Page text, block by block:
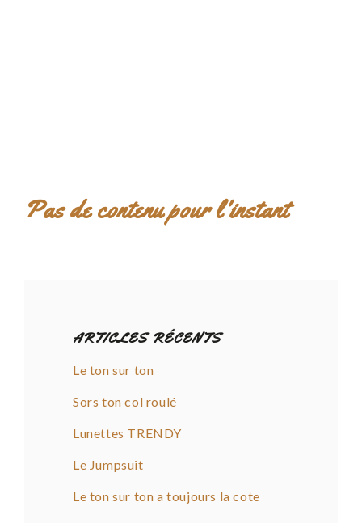
Pas de contenu pour l'instant
ARTICLES RÉCENTS
Le ton sur ton
Sors ton col roulé
Lunettes TRENDY
Le Jumpsuit
Le ton sur ton a toujours la cote